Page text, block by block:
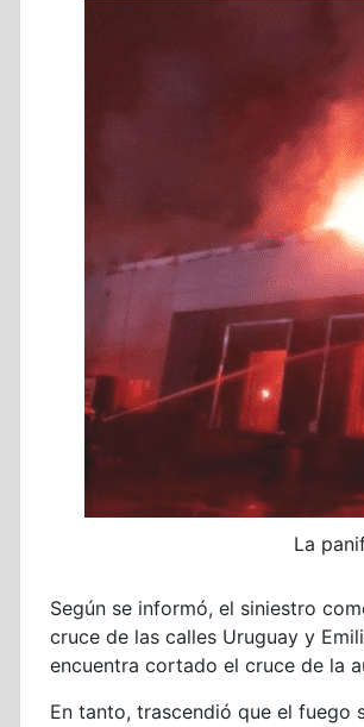
La
Según se informó, el siniestro
cruce de las calles Uruguay y
encuentra cortado el cruce de la
En tanto, trascendió que el fuego